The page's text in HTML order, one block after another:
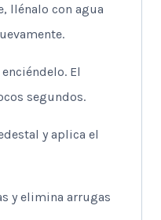
llénalo con agua
El
segundos.
y aplica el
y elimina arrugas